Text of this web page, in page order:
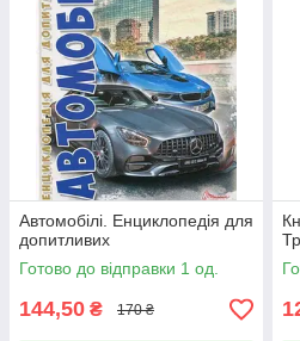
Автомобілі. Енциклопедія для
допитливих
Готово до відправки 1 од.
144,50 ₴ 170 ₴